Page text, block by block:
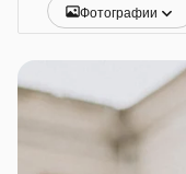
Фотографии